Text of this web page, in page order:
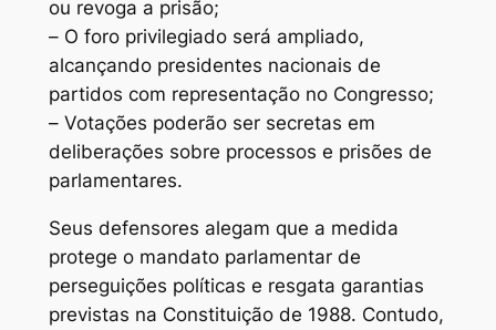
ou revoga a prisão;
– O foro privilegiado será ampliado,
alcançando presidentes nacionais de
partidos com representação no Congresso;
– Votações poderão ser secretas em
deliberações sobre processos e prisões de
parlamentares.
Seus defensores alegam que a medida
protege o mandato parlamentar de
perseguições políticas e resgata garantias
previstas na Constituição de 1988. Contudo,